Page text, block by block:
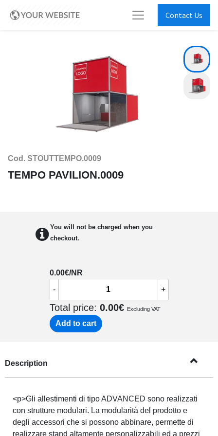
Contact Us
Cod. STOUTTEMPO.0009
TEMPO PAVILION.0009
You will not be charged when you
checkout.
0.00€/NR
-
+
Total price: 0.00€ Excluding VAT
Add to cart
Description
<p>Gli allestimenti di tipo ADVANCED sono realizzati
con strutture modulari. La modularità del prodotto e
degli accessori che si possono abbinare, permette di
realizzare stand altamente personalizzabili ed a prezzi